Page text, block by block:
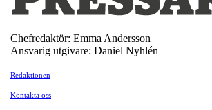
Chefredaktör: Emma Andersson
Ansvarig utgivare: Daniel Nyhlén
Redaktionen
Kontakta oss